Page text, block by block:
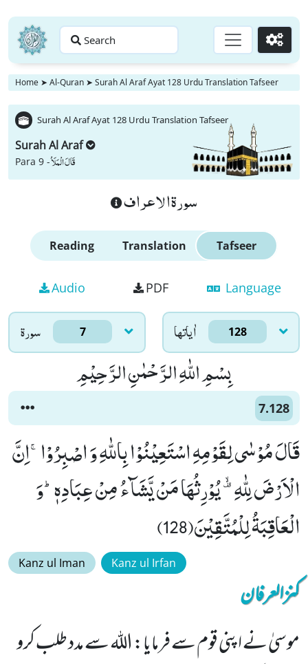
Search Go
Home ➤ Al-Quran ➤ Surah Al Araf Ayat 128 Urdu Translation Tafseer
Surah Al Araf Ayat 128 Urdu Translation Tafseer
Surah Al Araf
Para 9 -قَالَ الْمَلَاُ
سورة الاعراف
Reading Translation Tafseer
Audio PDF Language
سورۃ 7 اٰياتها 128
بِسْمِ اللّٰهِ الرَّحْمٰنِ الرَّحِیْمِ
7.128
قَالَ مُوْسٰى لِقَوْمِهِ اسْتَعِیْنُوْا بِاللّٰهِ وَ اصْبِرُوْاۚ-اِنَّ
الْاَرْضَ لِلّٰهِ ﳜ یُوْرِثُهَا مَنْ یَّشَآءُ مِنْ عِبَادِهٖؕ-وَ
الْعَاقِبَةُ لِلْمُتَّقِیْنَ(128)
Kanz ul Iman Kanz ul Irfan
کنزالعرفان
موسیٰ نے اپنی قوم سے فرمایا: اللہ سے مدد طلب کرو